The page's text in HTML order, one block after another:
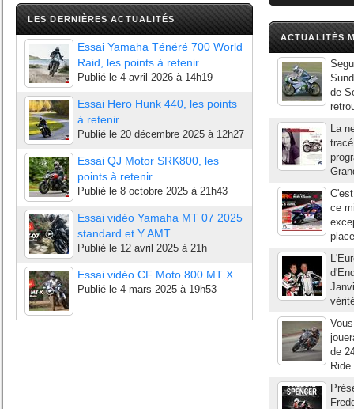
LES DERNIÈRES ACTUALITÉS
Essai Yamaha Ténéré 700 World
Raid, les points à retenir
Publié le 4 avril 2026 à 14h19
Essai Hero Hunk 440, les points
à retenir
Publié le 20 décembre 2025 à 12h27
Essai QJ Motor SRK800, les
points à retenir
Publié le 8 octobre 2025 à 21h43
Essai vidéo Yamaha MT 07 2025
standard et Y AMT
Publié le 12 avril 2025 à 21h
Essai vidéo CF Moto 800 MT X
Publié le 4 mars 2025 à 19h53
ACTUALITÉS
de
La
ce
de